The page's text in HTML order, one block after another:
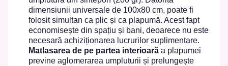
dimensiunii universale de 100x80 cm, poate fi
folosit simultan ca plic și ca plapumă. Acest fapt
economisește din spațiu și bani, deoarece nu este
necesară achiziționarea lucrurilor suplimentare.
Matlasarea de pe partea interioară a plapumei
previne aglomerarea umpluturii și prelungește